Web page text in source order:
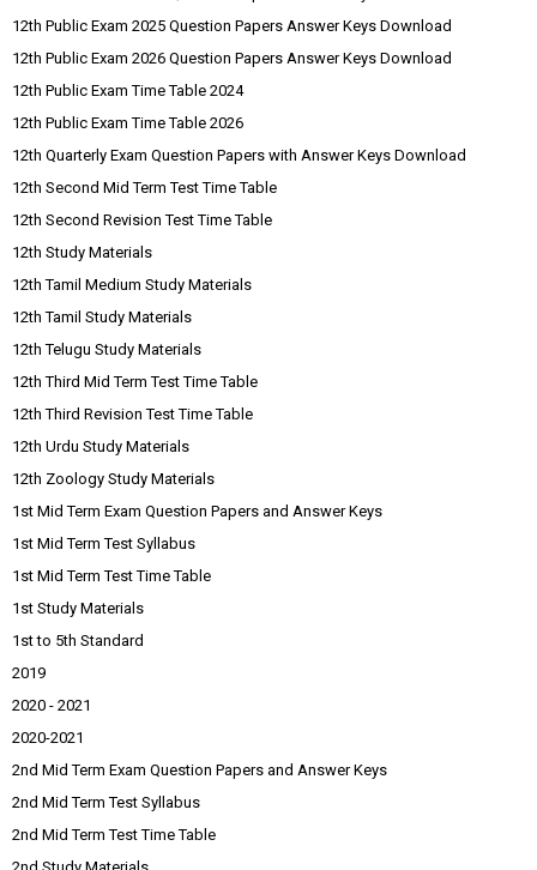
12th Public Exam 2025 Question Papers Answer Keys Download
12th Public Exam 2026 Question Papers Answer Keys Download
12th Public Exam Time Table 2024
12th Public Exam Time Table 2026
12th Quarterly Exam Question Papers with Answer Keys Download
12th Second Mid Term Test Time Table
12th Second Revision Test Time Table
12th Study Materials
12th Tamil Medium Study Materials
12th Tamil Study Materials
12th Telugu Study Materials
12th Third Mid Term Test Time Table
12th Third Revision Test Time Table
12th Urdu Study Materials
12th Zoology Study Materials
1st Mid Term Exam Question Papers and Answer Keys
1st Mid Term Test Syllabus
1st Mid Term Test Time Table
1st Study Materials
1st to 5th Standard
2019
2020 - 2021
2020-2021
2nd Mid Term Exam Question Papers and Answer Keys
2nd Mid Term Test Syllabus
2nd Mid Term Test Time Table